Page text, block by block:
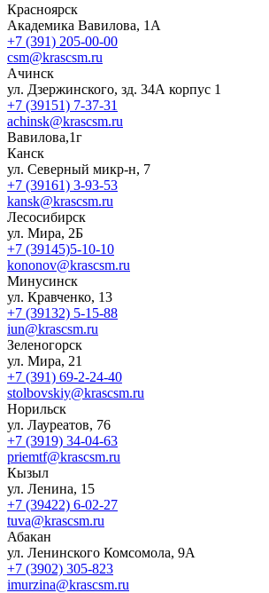
Красноярск
Академика Вавилова, 1А
+7 (391) 205-00-00
csm@krascsm.ru
Ачинск
ул. Дзержинского, зд. 34А корпус 1
+7 (39151) 7-37-31
achinsk@krascsm.ru
Вавилова,1г
Канск
ул. Северный микр-н, 7
+7 (39161) 3-93-53
kansk@krascsm.ru
Лесосибирск
ул. Мира, 2Б
+7 (39145)5-10-10
kononov@krascsm.ru
Минусинск
ул. Кравченко, 13
+7 (39132) 5-15-88
iun@krascsm.ru
Зеленогорск
ул. Мира, 21
+7 (391) 69-2-24-40
stolbovskiy@krascsm.ru
Норильск
ул. Лауреатов, 76
+7 (3919) 34-04-63
priemtf@krascsm.ru
Кызыл
ул. Ленина, 15
+7 (39422) 6-02-27
tuva@krascsm.ru
Абакан
ул. Ленинского Комсомола, 9А
+7 (3902) 305-823
imurzina@krascsm.ru